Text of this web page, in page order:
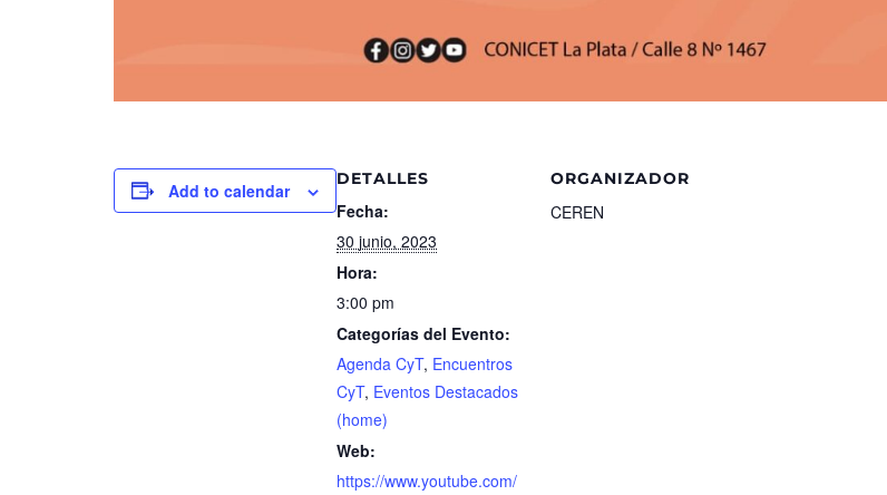
Add to calendar
DETALLES
Fecha:
30 junio, 2023
Hora:
3:00 pm
Categorías del Evento:
Agenda CyT, Encuentros
CyT, Eventos Destacados
(home)
Web:
https://www.youtube.com/
ORGANIZADOR
CEREN